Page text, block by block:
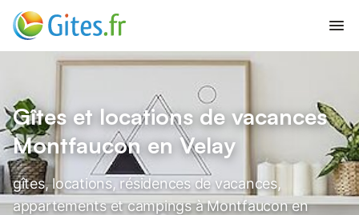
Gîtes et locations de vacances
Montfaucon en Velay
gîtes, locations, résidences de vacances,
appartements et campings à Montfaucon en